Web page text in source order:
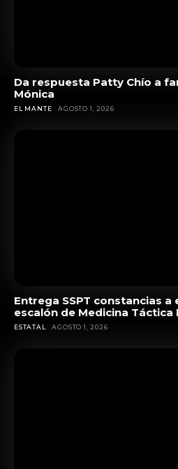
Da respuesta Patty Chío a
Mónica
EL MANTE AGOSTO 1, 2026
Entrega SSPT constancias a
escalón de Medicina Táctica
ESTATAL AGOSTO 1, 2026